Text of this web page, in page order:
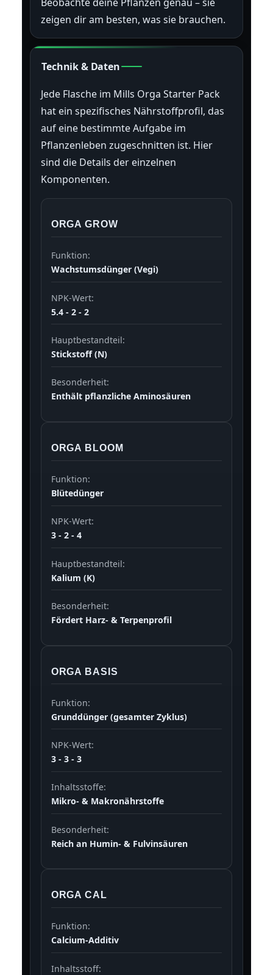
zeigen dir am besten, was sie brauchen.
Technik & Daten
Jede Flasche im Mills Orga Starter Pack
hat ein spezifisches Nährstoffprofil, das
auf eine bestimmte Aufgabe im
Pflanzenleben zugeschnitten ist. Hier
sind die Details der einzelnen
Komponenten.
ORGA GROW
Funktion:
Wachstumsdünger (Vegi)
NPK-Wert:
5.4 - 2 - 2
Hauptbestandteil:
Stickstoff (N)
Besonderheit:
Enthält pflanzliche Aminosäuren
ORGA BLOOM
Funktion:
Blütedünger
NPK-Wert:
3 - 2 - 4
Hauptbestandteil:
Kalium (K)
Besonderheit:
Fördert Harz- & Terpenprofil
ORGA BASIS
Funktion:
Grunddünger (gesamter Zyklus)
NPK-Wert:
3 - 3 - 3
Inhaltsstoffe:
Mikro- & Makronährstoffe
Besonderheit:
Reich an Humin- & Fulvinsäuren
ORGA CAL
Funktion:
Calcium-Additiv
Inhaltsstoff: